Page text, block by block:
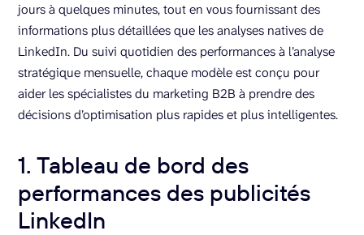
jours à quelques minutes, tout en vous fournissant des
informations plus détaillées que les analyses natives de
LinkedIn. Du suivi quotidien des performances à l’analyse
stratégique mensuelle, chaque modèle est conçu pour
aider les spécialistes du marketing B2B à prendre des
décisions d’optimisation plus rapides et plus intelligentes.
1. Tableau de bord des
performances des publicités
LinkedIn